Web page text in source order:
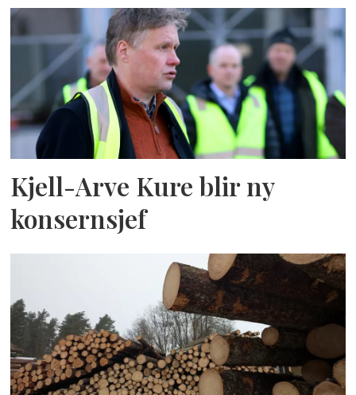
Kjell-Arve Kure blir ny
konsernsjef